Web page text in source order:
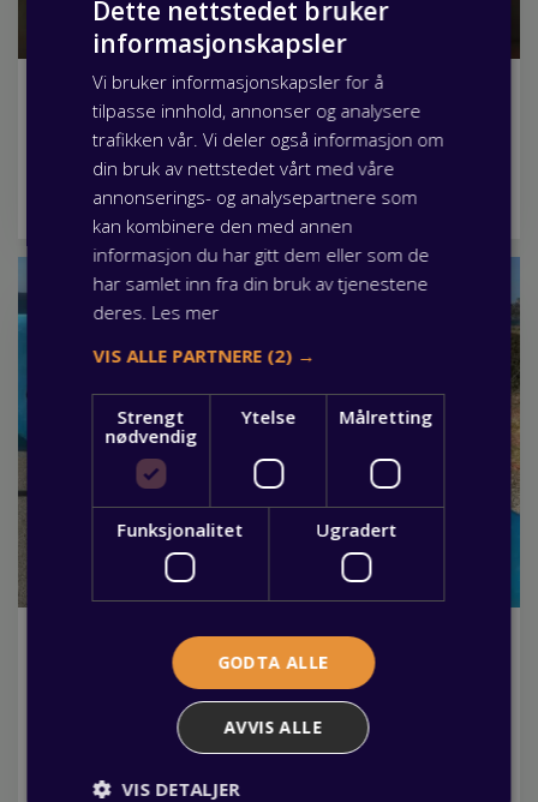
Fagbrev.io gjør lærlingtiden enklere
03 juni 2026
Visste du at som lærling har du mulighet til å benytte deg
av Fagbrev.io, en nettbasert plattform som samler all
nødvendig info om din lærlingtid? Les mer her.
«De fineste minnene skapes utenfor
komfortsonen!»
Har du lyst på en utfordring i løpet av læretiden? Da kan
EU-programmet "Læretid i Europa være noe for deg. Her
får du høre om de erfaringer som Matias Hoseth, lærling i
Dette nettstedet bruker
informasjonskapsler
Vi bruker informasjonskapsler for å
tilpasse innhold, annonser og analysere
trafikken vår. Vi deler også informasjon om
din bruk av nettstedet vårt med våre
annonserings- og analysepartnere som
kan kombinere den med annen
informasjon du har gitt dem eller som de
har samlet inn fra din bruk av tjenestene
deres. Les mer
VIS ALLE PARTNERE (2) →
Strengt
nødvendig
Ytelse Målretting
Funksjonalitet Ugradert
GODTA ALLE
AVVIS ALLE
VIS DETALJER